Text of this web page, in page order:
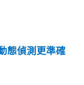
態偵測更準確